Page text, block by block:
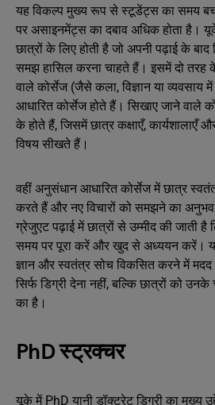
यह विकल्प मुख्य रूप से स्टूडेंट्स का समय
पर असाइनमेंट्स का दबाव अधिक होता है।
छात्रों के लिए होती है जो अपनी पढ़ाई के
समझ हासिल करना चाहते हैं। इसमें दो तरह
वाले कोर्सेज (जैसे कला, विज्ञान या व्यवसाय
आधारित कोर्सेज होते हैं। सिखाए जाने वाले
के होते हैं, जिसमें छात्र कक्षाएँ, कार्यशालाएँ
विषय सीखते हैं।
वहीं अनुसंधान आधारित कोर्सेज में छात्र
करते हैं और नए विचारों को समझने का
ग्रेजुएट पढ़ाई में छात्रों से उम्मीद की जाती
समय पर पूरा करें और खुद से अध्ययन करें।
ज्ञान और स्वतंत्र सोच विकसित करने में मदद
सिर्फ डिग्री देना नहीं, बल्कि छात्रों को
का है।
PhD स्ट्रक्चर
यूके में PhD यानी डॉक्टरेट डिग्री का मुख्य